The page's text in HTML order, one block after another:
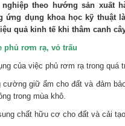
nghiệp theo hướng sản xuất
ứng dụng khoa học kỹ thuật
quả kinh tế khi thâm canh
phủ rơm rạ, vỏ trấu
của việc phủ rơm rạ trong quá
cường giữ ẩm cho đất và đảm
trong mùa khô.
chất hữu cơ cho đất và cải